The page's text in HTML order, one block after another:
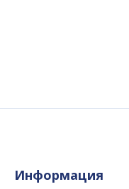
Информация